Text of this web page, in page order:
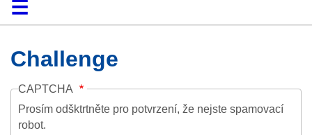
DomůKolekce
Prohlížení
Vyhledávání
O platformě
Nápověda
KontaktDigitalia
Challenge
CAPTCHA
Prosím odšktrtněte pro potvrzení, že nejste spamovací
robot.